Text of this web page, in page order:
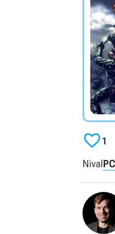
1
NivalPC